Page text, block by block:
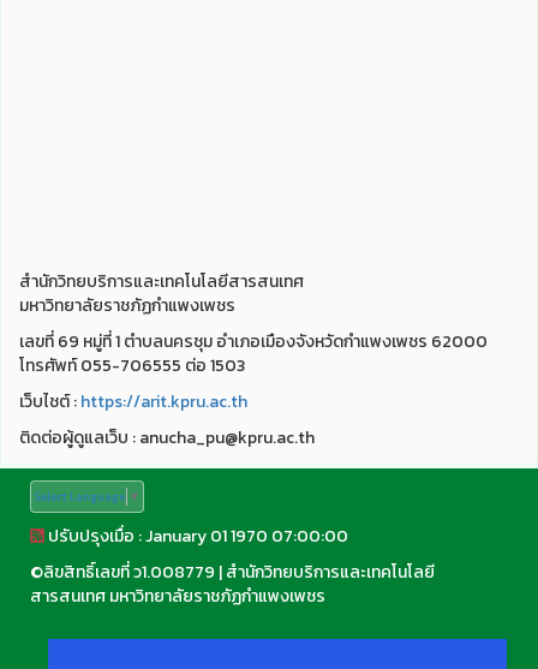
สำนักวิทยบริการและเทคโนโลยีสารสนเทศ
มหาวิทยาลัยราชภัฏกำแพงเพชร
เลขที่ 69 หมู่ที่ 1 ตำบลนครชุม อำเภอเมืองจังหวัดกำแพงเพชร 62000
โทรศัพท์ 055-706555 ต่อ 1503
เว็บไชต์ :https://arit.kpru.ac.th
ติดต่อผู้ดูแลเว็บ : anucha_pu@kpru.ac.th
Select Language ▼
ปรับปรุงเมื่อ : January 01 1970 07:00:00
©ลิขสิทธิ์เลขที่ ว1.008779 |สำนักวิทยบริการและเทคโนโลยี
สารสนเทศ มหาวิทยาลัยราชภัฏกำแพงเพชร